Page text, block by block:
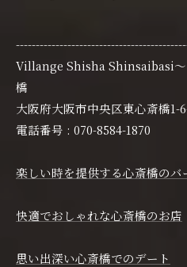
Villange Shisha Shinsaibasi〜
橋
大阪府大阪市中央区東心斎橋1-
電話番号 : 070-8584-1870
楽しい時を提供する心斎橋のバ
快適でおしゃれな心斎橋のお店
思い出深い心斎橋でのデート